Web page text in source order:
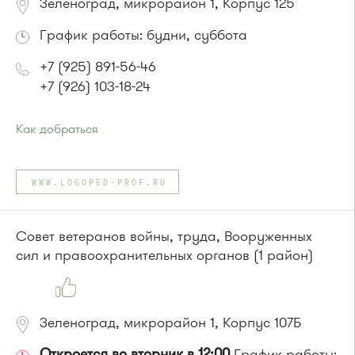
График работы: будни, суббота
+7 (925) 891-56-46
+7 (926) 103-18-24
Как добраться
Автобусы № 1, 3, 6, 7, 9, 10, 11, 12, 31, 32, 400, 400э.
Маршрутка № 409м, 431м, 476м, 720м, 900, 903
или до остановки"1-й Торговый центр":
Маршрутка № 408м, 476м, 720м, 900, 903
WWW.LOGOPED-PROF.RU
Совет ветеранов войны, труда, Вооруженных
сил и правоохранительных органов (1 район)
Зеленоград, микрорайон 1, Корпус 107Б